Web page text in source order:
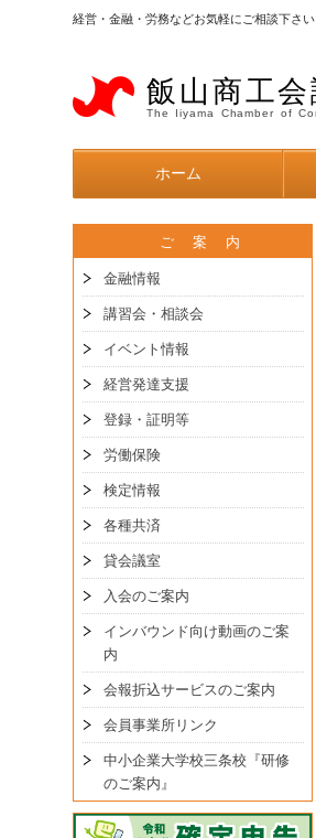
経営・金融・労務などお気軽にご相談下さ
飯山商工会
The Iiyama Chamber of
ホーム
ご 案 内
金融情報
講習会・相談会
イベント情報
経営発達支援
登録・証明等
労働保険
検定情報
各種共済
貸会議室
入会のご案内
インバウンド向け動画のご案
内
会報折込サービスのご案内
会員事業所リンク
中小企業大学校三条校『研修
のご案内』